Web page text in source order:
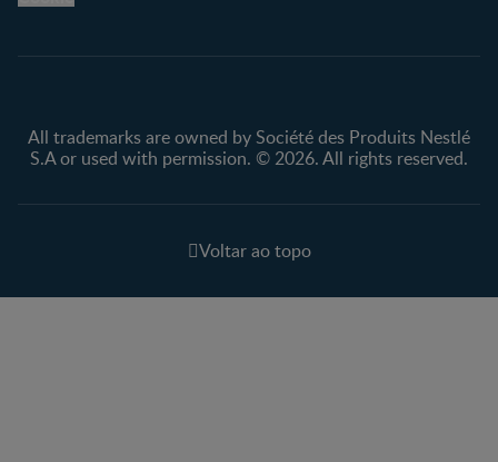
All trademarks are owned by Société des Produits Nestlé
S.A or used with permission. © 2026. All rights reserved.
Voltar ao topo